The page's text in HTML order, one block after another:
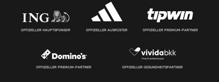
OFFIZIELLER HAUPTSPONSOR OFFIZIELLER AUSRÜSTER OFFIZIELLER PREMIUM-PARTNER
OFFIZIELLER PREMIUM-PARTNER OFFIZIELLER GESUNDHEITSPARTNER